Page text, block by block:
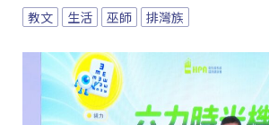
教文 生活 巫師 排灣族